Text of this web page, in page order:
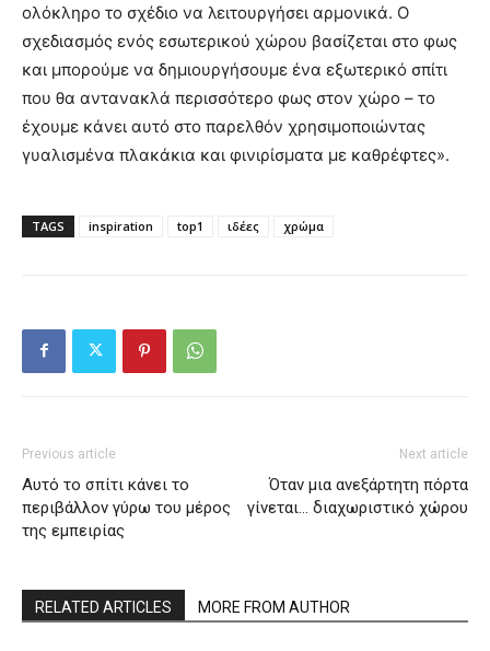
ολόκληρο το σχέδιο να λειτουργήσει αρμονικά. Ο
σχεδιασμός ενός εσωτερικού χώρου βασίζεται στο φως
και μπορούμε να δημιουργήσουμε ένα εξωτερικό σπίτι
που θα αντανακλά περισσότερο φως στον χώρο – το
έχουμε κάνει αυτό στο παρελθόν χρησιμοποιώντας
γυαλισμένα πλακάκια και φινιρίσματα με καθρέφτες».
TAGS inspiration top1 ιδέες χρώμα
Previous article
Αυτό το σπίτι κάνει το
περιβάλλον γύρω του μέρος
της εμπειρίας
Next article
Όταν μια ανεξάρτητη πόρτα
γίνεται… διαχωριστικό χώρου
RELATED ARTICLES MORE FROM AUTHOR